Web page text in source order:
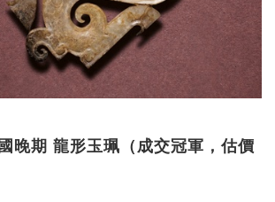
晚期 龍形玉珮（成交冠軍，估價